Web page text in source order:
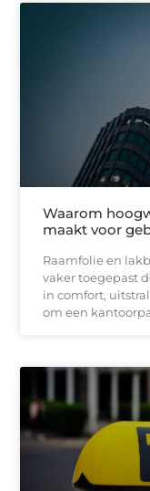
Waarom
maakt voor
Raamfolie en
vaker toegepast
in comfort,
om een